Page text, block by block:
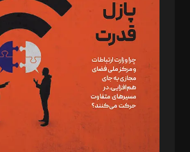
مصطفی مسجدی آرانی، ابوالفضل رجبی، زهرا
رستمی،مصطفی باستان
ویرایش: نگار استاد‌‌آقا
طراح یونیفرم: مجید توکلی
فیلمبرداری و عکاسی: امیر شفیعی، مانی لطفی
گرافیک و صفحه‌آرایی: سید‌سبحان‌علی ثابت
مد‌یر توسعه تجاری: کامبیز برید‌
امور مالی: شاپور رهبری، محمد‌ کاظمی‌نیا